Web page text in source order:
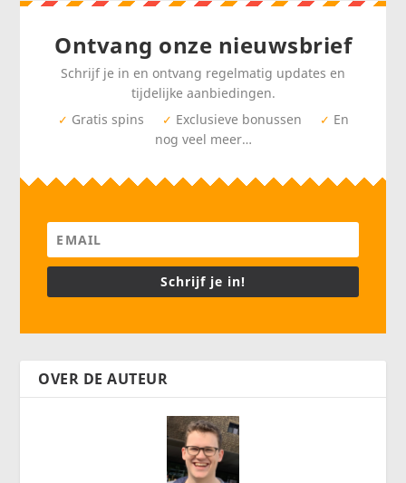
Ontvang onze nieuwsbrief
Schrijf je in en ontvang regelmatig updates en
tijdelijke aanbiedingen.
✓ Gratis spins ✓ Exclusieve bonussen ✓ En
nog veel meer…
Schrijf je in!
OVER DE AUTEUR